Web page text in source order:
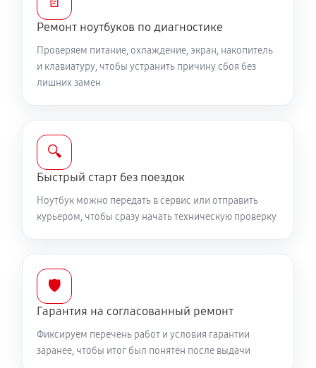
590 руб
Ремонт цепей питания
2250 руб
Ремонт разъема питания
Настройка BIOS ноутбука MSI GT63 9SG-054RU
590 руб 60 минут
Ремонт подсветки ноутбука MSI GT63 9SG-054RU
Ремонт ноутбуков по диагностике
Проверяем питание, охлаждение, экран, накопитель
и клавиатуру, чтобы устранить причину сбоя без
лишних замен
🔍
Быстрый старт без поездок
Ноутбук можно передать в сервис или отправить
курьером, чтобы сразу начать техническую проверку
🛡️
Гарантия на согласованный ремонт
Фиксируем перечень работ и условия гарантии
заранее, чтобы итог был понятен после выдачи